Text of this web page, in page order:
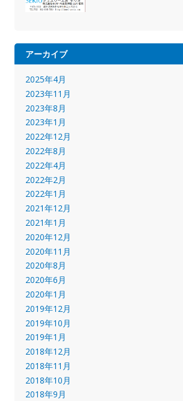
アーカイブ
2025年4月
2023年11月
2023年8月
2023年1月
2022年12月
2022年8月
2022年4月
2022年2月
2022年1月
2021年12月
2021年1月
2020年12月
2020年11月
2020年8月
2020年6月
2020年1月
2019年12月
2019年10月
2019年1月
2018年12月
2018年11月
2018年10月
2018年9月